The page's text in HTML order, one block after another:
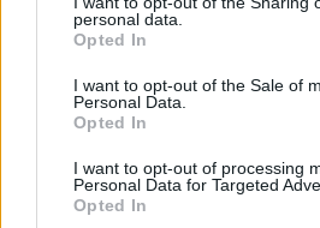
grant or deny consent to Google
use your data for below specified
consent section.
personal data.
Opted In
I want to opt-out of the Sale of
Personal Data.
Opted In
I want to opt-out of processing
Personal Data for Targeted
Opted In
műemlékfelújítás